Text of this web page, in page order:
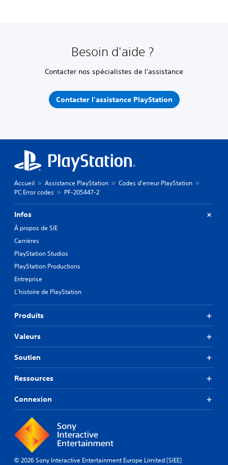
Besoin d'aide ?
Contacter nos spécialistes de l'assistance
Contacter l'assistance PlayStation
Accueil Assistance PlayStation
Codes d'erreur PlayStation
PC Error codes
PF-205447-2
Infos
À propos de SIE
Carrières
PlayStation Studios
PlayStation Productions
Entreprise
L'histoire de PlayStation
Produits
Valeurs
Soutien
Ressources
Connexion
© 2026 Sony Interactive Entertainment Europe Limited (SIEE)